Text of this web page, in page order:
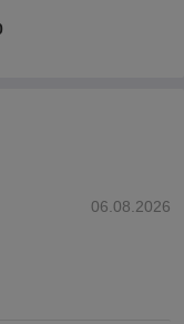
06.08.2026